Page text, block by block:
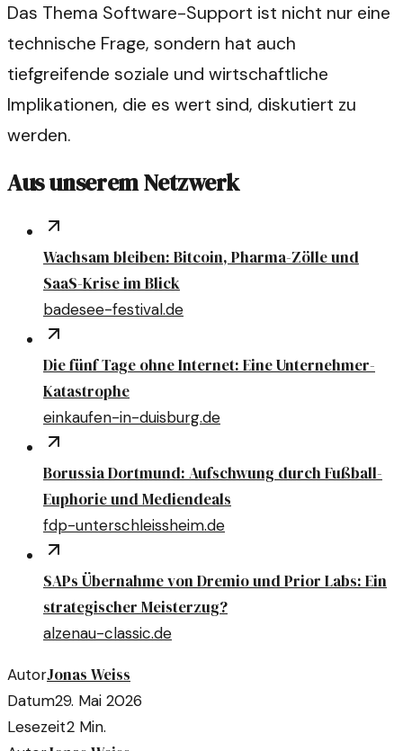
Das Thema Software-Support ist nicht nur eine
technische Frage, sondern hat auch
tiefgreifende soziale und wirtschaftliche
Implikationen, die es wert sind, diskutiert zu
werden.
Aus unserem Netzwerk
Wachsam bleiben: Bitcoin, Pharma-Zölle und
SaaS-Krise im Blick
badesee-festival.de
Die fünf Tage ohne Internet: Eine Unternehmer-
Katastrophe
einkaufen-in-duisburg.de
Borussia Dortmund: Aufschwung durch Fußball-
Euphorie und Mediendeals
fdp-unterschleissheim.de
SAPs Übernahme von Dremio und Prior Labs: Ein
strategischer Meisterzug?
alzenau-classic.de
AutorJonas Weiss
Datum29. Mai 2026
Lesezeit2 Min.